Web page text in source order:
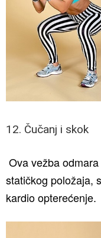
12. Čučanj i skok
Ova vežba
statičkog položaja,
kardio opterećenje.